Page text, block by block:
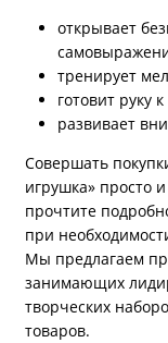
открывает
тренирует
готовит руку
развивает
Совершать
игрушка» просто
прочтите
при
Мы предлагаем
занимающих
творческих
товаров.